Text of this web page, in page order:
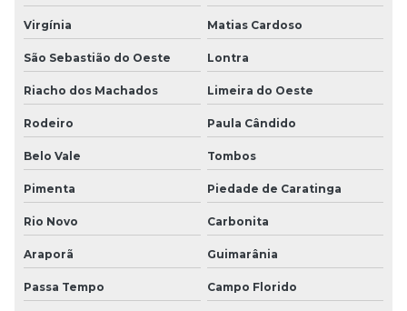
Virgínia Matias Cardoso
São Sebastião do Oeste Lontra
Riacho dos Machados Limeira do Oeste
Rodeiro Paula Cândido
Belo Vale Tombos
Pimenta Piedade de Caratinga
Rio Novo Carbonita
Araporã Guimarânia
Passa Tempo Campo Florido